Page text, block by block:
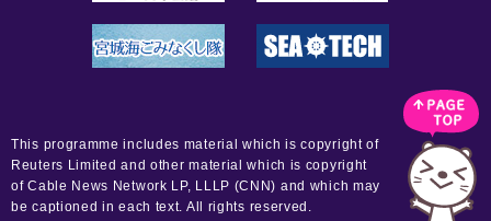
This programme includes material which is copyright of
Reuters Limited and other material which is copyright
of Cable News Network LP, LLLP (CNN) and which may
be captioned in each text. All rights reserved.